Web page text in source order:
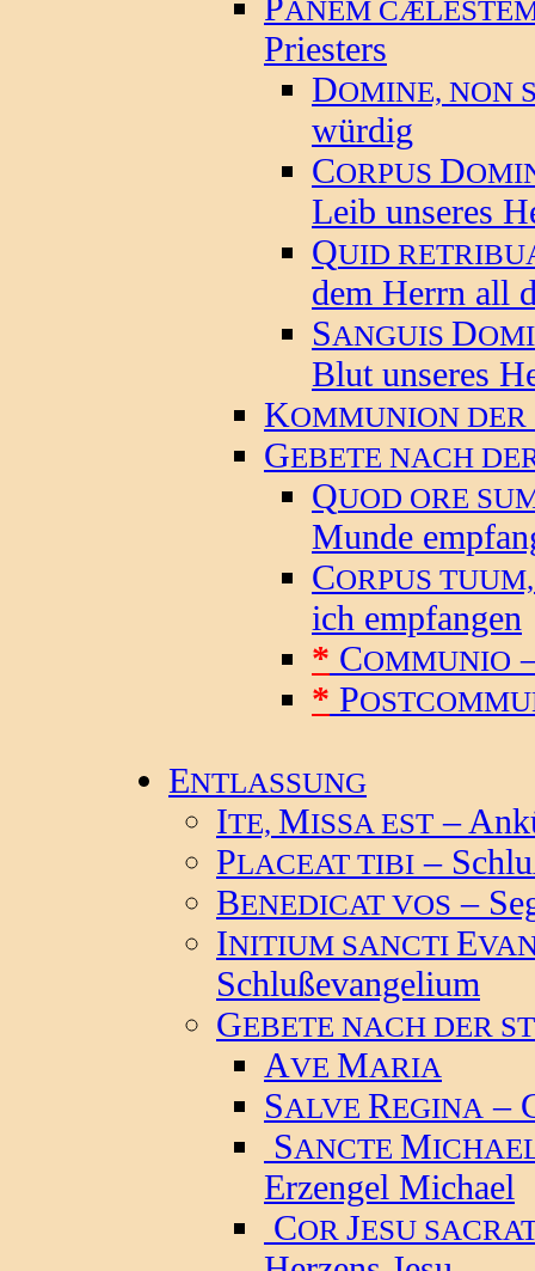
ANEM
Priesters
DOMINE, NON
würdig
CORPUS D
Leib unseres
QUID
dem Herrn all
SANGUIS D
Blut unseres
KOMMUNION DER
GEBETE NACH
QUOD ORE
Munde
CORPUS
ich empfangen
* COMMUNIO
* P
ENTLASSUNG
ITE, MISSA EST –
PLACEAT TIBI –
BENEDICAT VOS –
INITIUM SANCTI E
Schlußevangelium
GEBETE NACH DER
AVE MARIA
SALVE REGINA –
SANCTE M
Erzengel Michael
COR JESU